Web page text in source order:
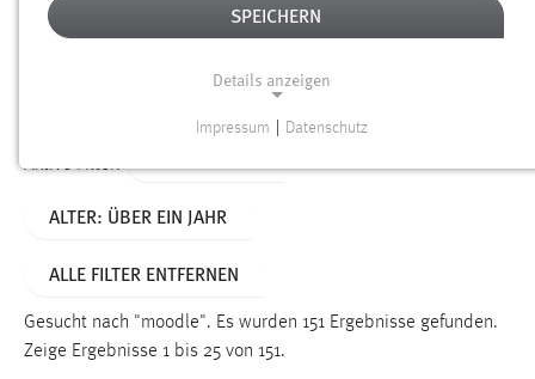
Alter
Aktive Filter:
ALTER: ÜBER EIN JAHR
ALLE FILTER ENTFERNEN
Gesucht nach "moodle". Es wurden 151 Ergebnisse gefunden.
Zeige Ergebnisse 1 bis 25 von 151.
SPEICHERN
Details anzeigen
Funktionen und sind für die einwandfreie Funktion der
Name:
Impressum Datenschutz